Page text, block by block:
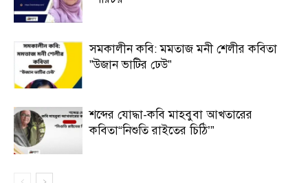
সমকালীন কবি: মমতাজ মনী শেলীর কবিতা
”উজান ভাটির ঢেউ”
শব্দের যোদ্ধা-কবি মাহবুবা আখতারের
কবিতা“নিশুতি রাইতের চিঠি’”